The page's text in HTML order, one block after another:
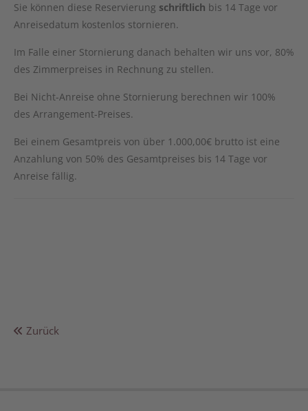
Sie können diese Reservierung schriftlich bis 14 Tage vor
Anreisedatum kostenlos stornieren.
Im Falle einer Stornierung danach behalten wir uns vor, 80%
des Zimmerpreises in Rechnung zu stellen.
Bei Nicht-Anreise ohne Stornierung berechnen wir 100%
des Arrangement-Preises.
Bei einem Gesamtpreis von über 1.000,00€ brutto ist eine
Anzahlung von 50% des Gesamtpreises bis 14 Tage vor
Anreise fällig.
Zurück